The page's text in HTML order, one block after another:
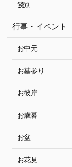
餞別
行事・イベント
お中元
お墓参り
お彼岸
お歳暮
お盆
お花見